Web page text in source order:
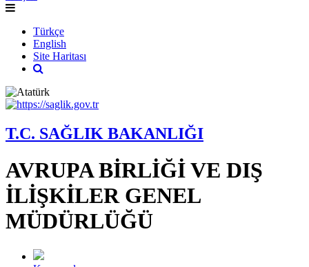
Türkçe
English
Site Haritası
T.C. SAĞLIK BAKANLIĞI
AVRUPA BİRLİĞİ VE DIŞ
İLİŞKİLER GENEL
MÜDÜRLÜĞÜ